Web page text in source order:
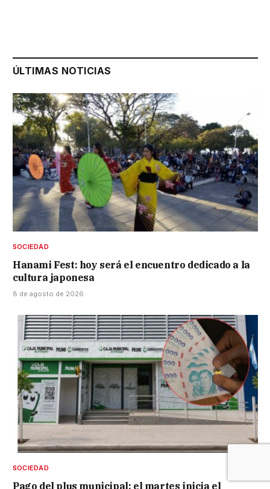
ÚLTIMAS NOTICIAS
SOCIEDAD
Hanami Fest: hoy será el encuentro dedicado a la
cultura japonesa
8 de agosto de 2026
SOCIEDAD
Pago del plus municipal: el martes inicia el